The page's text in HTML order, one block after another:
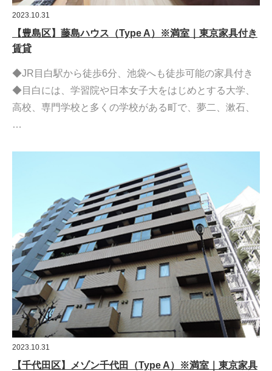
2023.10.31
【豊島区】藤島ハウス（Type A）※満室｜東京家具付き
賃貸
◆JR目白駅から徒歩6分、池袋へも徒歩可能の家具付き
◆目白には、学習院や日本女子大をはじめとする大学、
高校、専門学校と多くの学校がある町で、夢二、漱石、
…
2023.10.31
【千代田区】メゾン千代田（Type A）※満室｜東京家具